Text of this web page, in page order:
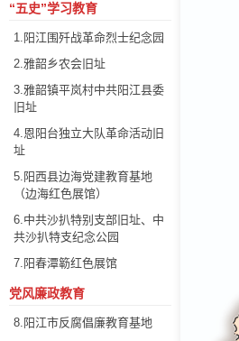
“五史”学习教育
1.阳江围歼战革命烈士纪念园
2.雅韶乡农会旧址
3.雅韶镇平岚村中共阳江县委
旧址
4.恩阳台独立大队革命活动旧
址
5.阳西县边海党建教育基地
（边海红色展馆）
6.中共沙扒特别支部旧址、中
共沙扒特支纪念公园
7.阳春潭簕红色展馆
党风廉政教育
8.阳江市反腐倡廉教育基地